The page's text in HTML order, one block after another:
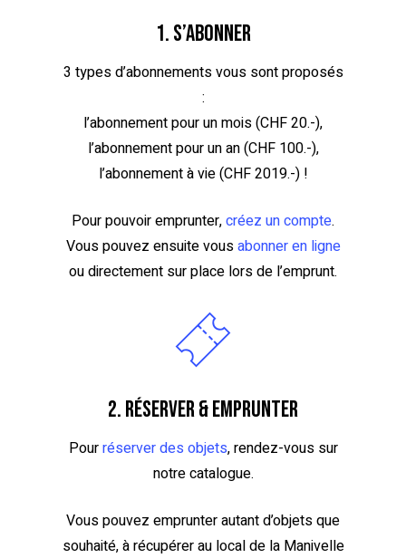
1. S’abonner
3 types d’abonnements vous sont proposés
:
l’abonnement pour un mois (CHF 20.-),
l’abonnement pour un an (CHF 100.-),
l’abonnement à vie (CHF 2019.-) !
Pour pouvoir emprunter,créez un compte.
Vous pouvez ensuite vousabonner en ligne
ou directement sur place lors de l’emprunt.
2. Réserver & emprunter
Pourréserver des objets, rendez-vous sur
notre catalogue.
Vous pouvez emprunter autant d’objets que
souhaité, à récupérer au local de la Manivelle